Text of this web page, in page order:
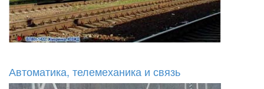
Автоматика, телемеханика и связь